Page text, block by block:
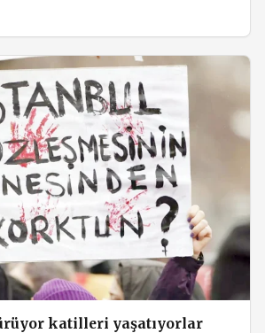
katilleri yaşatıyorlar